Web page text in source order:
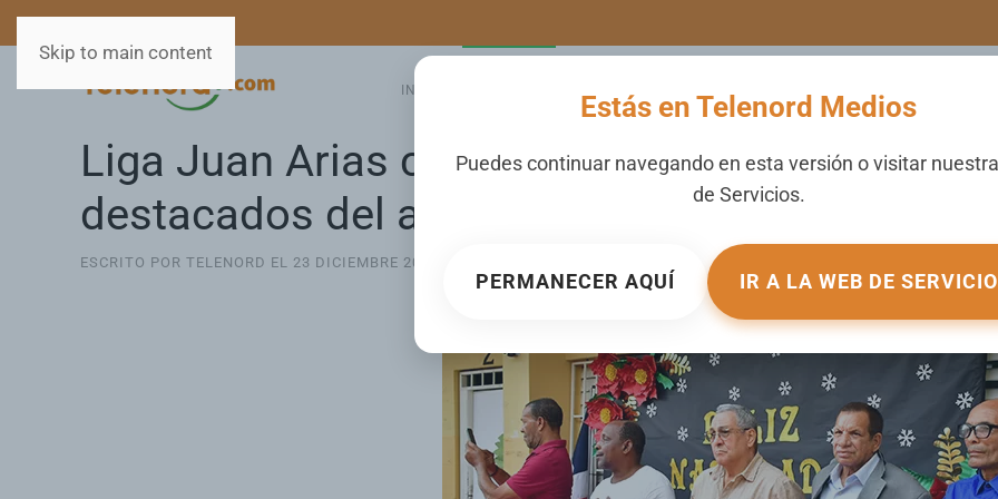
Estás en Telenord Medios
Puedes continuar navegando en esta versión o visitar
de Servicios.
PERMANECER AQUÍ IR A LA WEB DE
Skip to main content
INICIO
Liga Juan Arias celebra cena navideña y
destacados del año
ESCRITO POR TELENORD EL 23 DICIEMBRE 2024